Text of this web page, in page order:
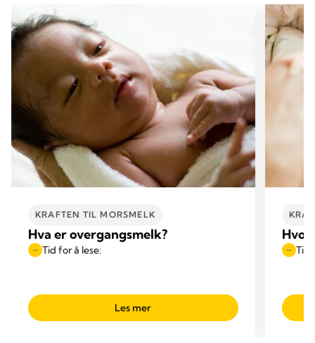
KRAFTEN TIL MORSMELK
Hva er overgangsmelk?
Tid for å lese:
Les mer
Tid